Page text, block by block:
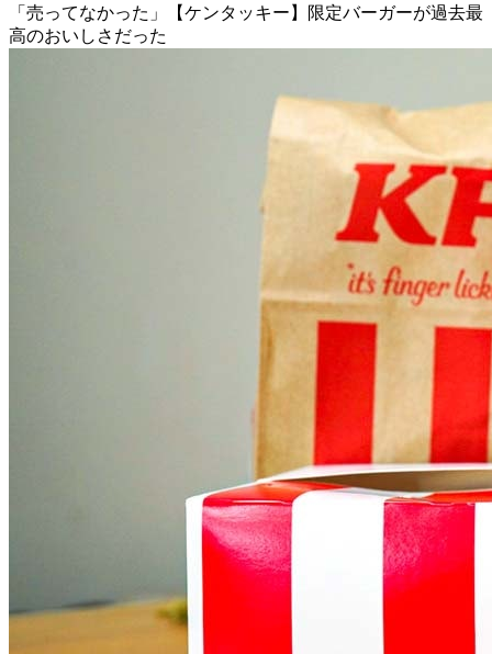
「売ってなかった」【ケンタッキー】限定バーガーが過去最
高のおいしさだった